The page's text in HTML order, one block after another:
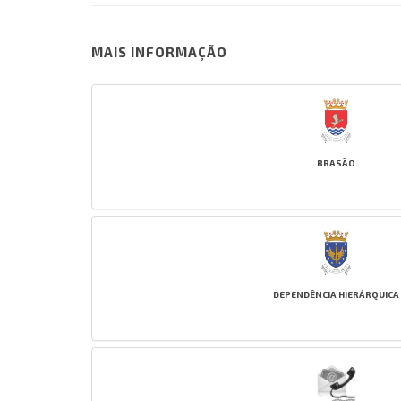
MAIS INFORMAÇÃO
BRASÃO
DEPENDÊNCIA HIERÁRQUICA